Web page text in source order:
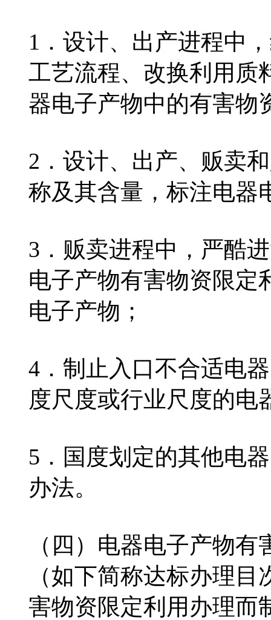
1．设计、出产进程中
工艺流程、改换利用质
器电子产物中的有害物
2．设计、出产、贩卖
称及其含量，标注电器
3．贩卖进程中，严酷
电子产物有害物资限定
电子产物；
4．制止入口不合适电
度尺度或行业尺度的电
5．国度划定的其他电
办法。
（四）电器电子产物
（如下简称达标办理
害物资限定利用办理而